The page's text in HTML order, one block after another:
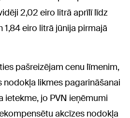
2,02 eiro litrā aprīlī līdz
1,84 eiro litrā jūnija pirmajā
pašreizējam cenu līmenim,
nodokļa likmes pagarināšanai
ietekme, jo PVN ieņēmumi
akcīzes nodokļa